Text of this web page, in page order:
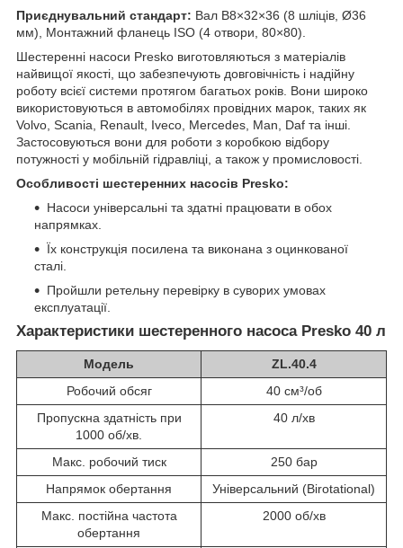
Приєднувальний стандарт: Вал B8×32×36 (8 шліців, Ø36
мм), Монтажний фланець ISO (4 отвори, 80×80).
Шестеренні насоси Presko виготовляються з матеріалів
найвищої якості, що забезпечують довговічність і надійну
роботу всієї системи протягом багатьох років. Вони широко
використовуються в автомобілях провідних марок, таких як
Volvo, Scania, Renault, Iveco, Mercedes, Man, Daf та інші.
Застосовуються вони для роботи з коробкою відбору
потужності у мобільній гідравліці, а також у промисловості.
Особливості шестеренних насосів Presko:
Насоси універсальні та здатні працювати в обох
напрямках.
Їх конструкція посилена та виконана з оцинкованої
сталі.
Пройшли ретельну перевірку в суворих умовах
експлуатації.
Характеристики шестеренного насоса Presko 40 л
Модель
ZL.40.4
Робочий обсяг
40 см³/об
Пропускна здатність при
1000 об/хв.
40 л/хв
Макс. робочий тиск
250 бар
Напрямок обертання
Універсальний (Birotational)
Макс. постійна частота
обертання
2000 об/хв